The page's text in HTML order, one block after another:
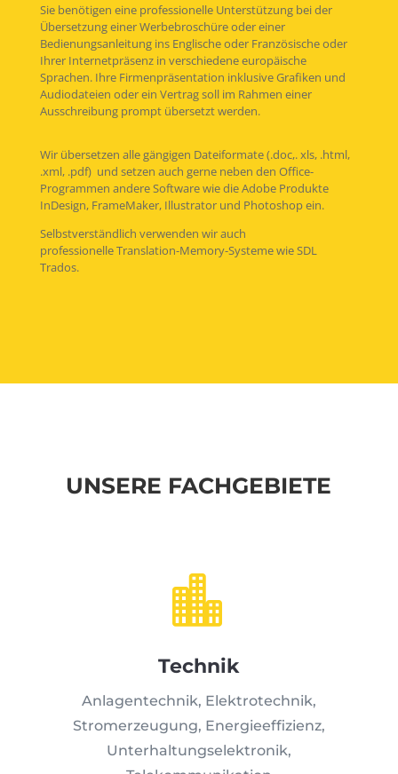
Sie benötigen eine professionelle Unterstützung bei der
Übersetzung einer Werbebroschüre oder einer
Bedienungsanleitung ins Englische oder Französische oder
Ihrer Internetpräsenz in verschiedene europäische
Sprachen. Ihre Firmenpräsentation inklusive Grafiken und
Audiodateien oder ein Vertrag soll im Rahmen einer
Ausschreibung prompt übersetzt werden.
Wir übersetzen alle gängigen Dateiformate (.doc,. xls, .html,
.xml, .pdf) und setzen auch gerne neben den Office-
Programmen andere Software wie die Adobe Produkte
InDesign, FrameMaker, Illustrator und Photoshop ein.
Selbstverständlich verwenden wir auch
professionelle Translation-Memory-Systeme wie SDL
Trados.
UNSERE FACHGEBIETE

Technik
Anlagentechnik, Elektrotechnik,
Stromerzeugung, Energieeffizienz,
Unterhaltungselektronik,